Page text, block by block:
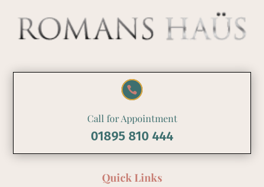

Call for Appointment
01895 810 444
Quick Links